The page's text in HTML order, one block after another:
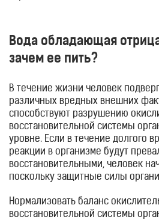
Вода обладающая
зачем ее пить?
В течение жизни человек
различных вредных внешних
способствуют разрушению
восстановительной системы
уровне. Если в течение долгого
реакции в организме будут
восстановительными, человек
поскольку защитные силы
Нормализовать баланс
восстановительной системы